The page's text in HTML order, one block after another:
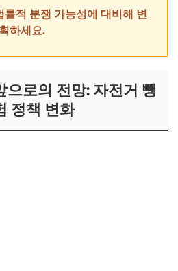
률적 분쟁 가능성에 대비해 변
하세요.
으로의 전망: 자전거 뺑
정책 변화